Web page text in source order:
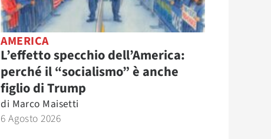
AMERICA
L’effetto specchio dell’America:
perché il “socialismo” è anche
figlio di Trump
di Marco Maisetti
6 Agosto 2026